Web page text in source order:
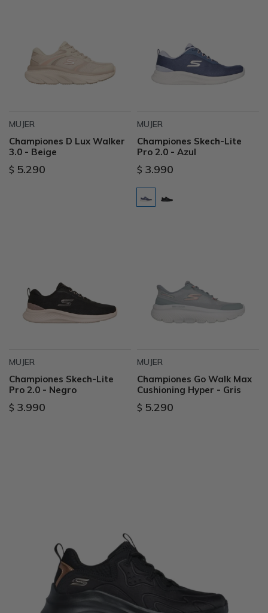
MUJER
Championes D Lux Walker
3.0 - Beige
$ 5.290
MUJER
Championes Skech-Lite
Pro 2.0 - Azul
$ 3.990
MUJER
Championes Skech-Lite
Pro 2.0 - Negro
$ 3.990
MUJER
Championes Go Walk Max
Cushioning Hyper - Gris
$ 5.290